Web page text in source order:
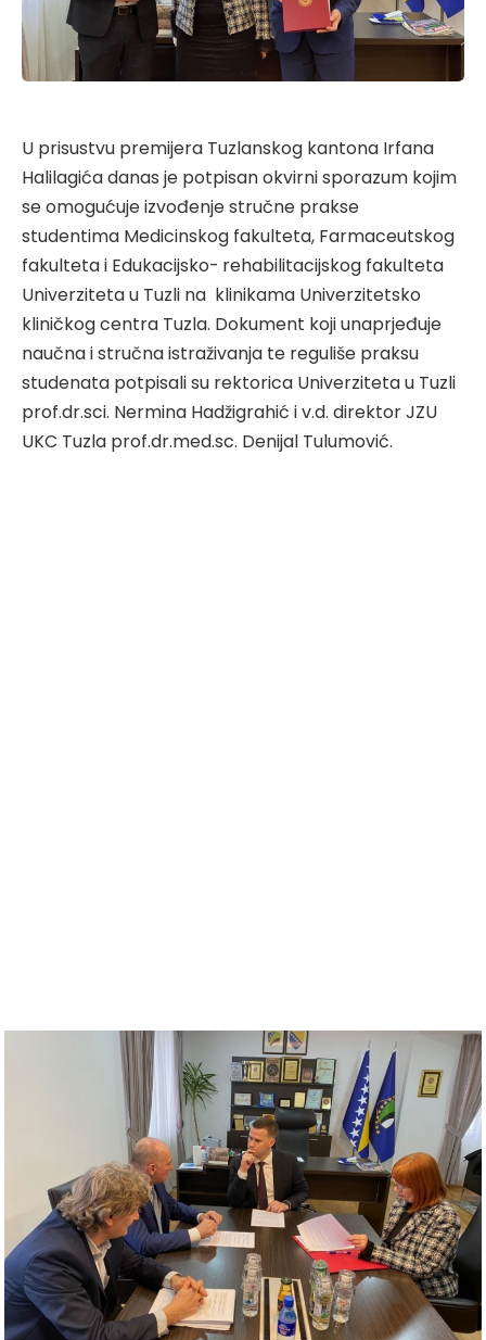
U prisustvu premijera Tuzlanskog kantona Irfana
Halilagića danas je potpisan okvirni sporazum kojim
se omogućuje izvođenje stručne prakse
studentima Medicinskog fakulteta, Farmaceutskog
fakulteta i Edukacijsko- rehabilitacijskog fakulteta
Univerziteta u Tuzli na klinikama Univerzitetsko
kliničkog centra Tuzla. Dokument koji unaprjeđuje
naučna i stručna istraživanja te reguliše praksu
studenata potpisali su rektorica Univerziteta u Tuzli
prof.dr.sci. Nermina Hadžigrahić i v.d. direktor JZU
UKC Tuzla prof.dr.med.sc. Denijal Tulumović.